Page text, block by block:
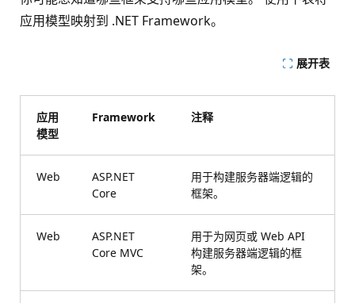
应用模型映射到 .NET Framework。
展开表
应用
模型
Framework 注释
Web
ASP.NET
Core
用于构建服务器端逻辑的
框架。
Web
ASP.NET
Core MVC
用于为网页或 Web API
构建服务器端逻辑的框
架。